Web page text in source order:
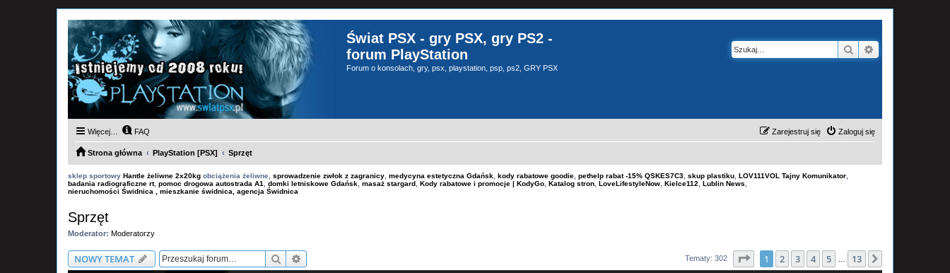
Świat PSX - gry PSX, gry PS2 -
forum PlayStation
Forum o konsolach, gry, psx, playstation, psp, ps2, GRY PSX
Szukaj
Więcej… FAQ Zaloguj się
Zarejestruj się
Strona główna PlayStation [PSX] Sprzęt
sklep sportowy Hantle żeliwne 2x20kg obciążenia żeliwne, sprowadzenie zwłok z zagranicy medycyna estetyczna Gdańsk kody rabatowe goodie pethelp rabat -15% QSKES7C3 skup plastiku LOV111VOL Tajny Komunikator
badania radiograficzne rt, pomoc drogowa autostrada A1 domki letniskowe Gdańsk masaż stargard Kody rabatowe i promocje | KodyGo Katalog stron LoveLifestyleNow Kielce112 Lublin News
nieruchomości Świdnica , mieszkanie świdnica, agencja Świdnica
Sprzęt
Moderator: Moderatorzy
NOWY TEMAT Szukaj Tematy: 302 Strona1 13
1 2 3 4 5 13